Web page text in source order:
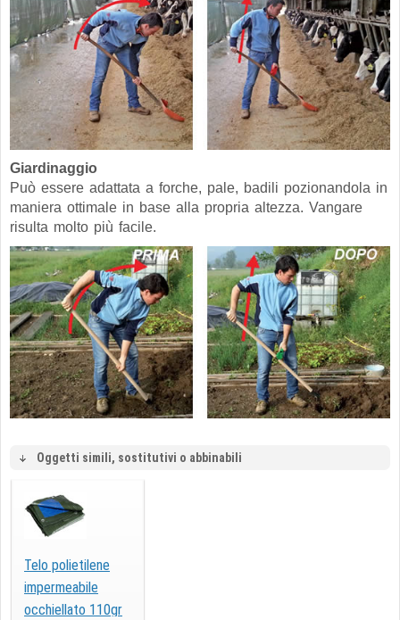
Giardinaggio
Può essere adattata a forche, pale, badili pozionandola in
maniera ottimale in base alla propria altezza. Vangare
risulta molto più facile.
Oggetti simili, sostitutivi o abbinabili
Telo polietilene
impermeabile
occhiellato 110gr